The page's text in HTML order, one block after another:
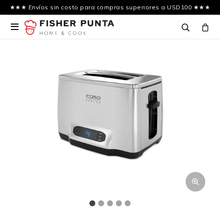
★★★ Envíos sin costo para compras superiores a USD100 ★★★
